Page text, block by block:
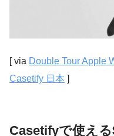
[ via Double Tour Apple
Casetify 日本 ]
Casetifyで使え